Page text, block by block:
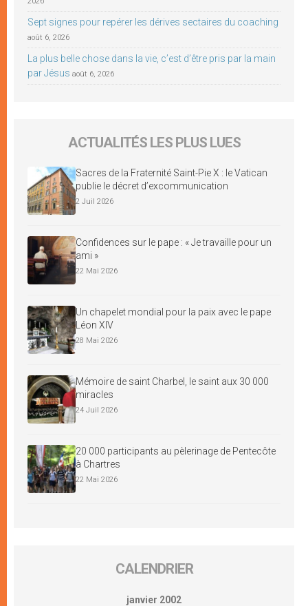
Sept signes pour repérer les dérives sectaires du coaching
août 6, 2026
La plus belle chose dans la vie, c’est d’être pris par la main
par Jésus août 6, 2026
ACTUALITÉS LES PLUS LUES
Sacres de la Fraternité Saint-Pie X : le Vatican
publie le décret d’excommunication
2 Juil 2026
Confidences sur le pape : « Je travaille pour un
ami »
22 Mai 2026
Un chapelet mondial pour la paix avec le pape
Léon XIV
28 Mai 2026
Mémoire de saint Charbel, le saint aux 30 000
miracles
24 Juil 2026
20 000 participants au pèlerinage de Pentecôte
à Chartres
22 Mai 2026
CALENDRIER
janvier 2002